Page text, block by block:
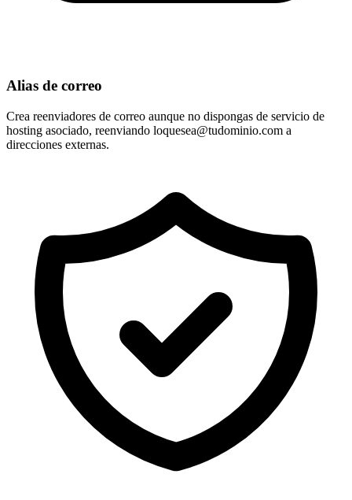
Alias de correo
Crea reenviadores de correo aunque no dispongas de servicio de
hosting asociado, reenviando loquesea@tudominio.com a
direcciones externas.